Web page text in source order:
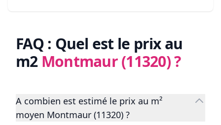
FAQ : Quel est le prix au
m2 Montmaur (11320)?
A combien est estimé le prix au m²
moyen Montmaur (11320) ?